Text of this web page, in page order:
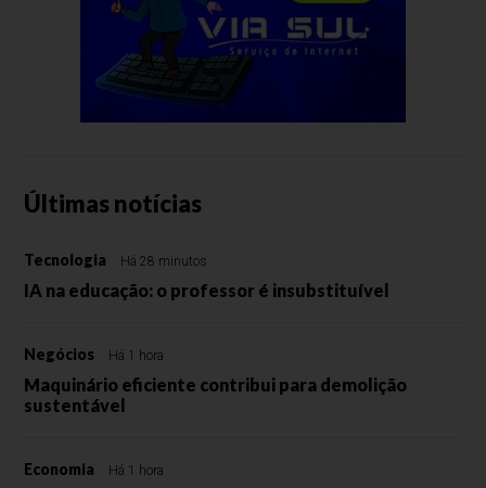
Últimas notícias
Tecnologia Há 28 minutos
IA na educação: o professor é insubstituível
Negócios Há 1 hora
Maquinário eficiente contribui para demolição
sustentável
Economia Há 1 hora